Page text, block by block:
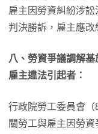
雇主因勞資糾紛涉
判決勝訴，雇主應改
八、勞資爭議調解
雇主違法引起者：
行政院勞工委員會
關勞工與雇主因勞